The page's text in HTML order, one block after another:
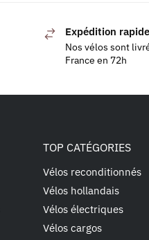
Expédition rapide
Nos vélos sont
France en 72h
TOP CATÉGORIES
Vélos reconditionnés
Vélos hollandais
Vélos électriques
Vélos cargos